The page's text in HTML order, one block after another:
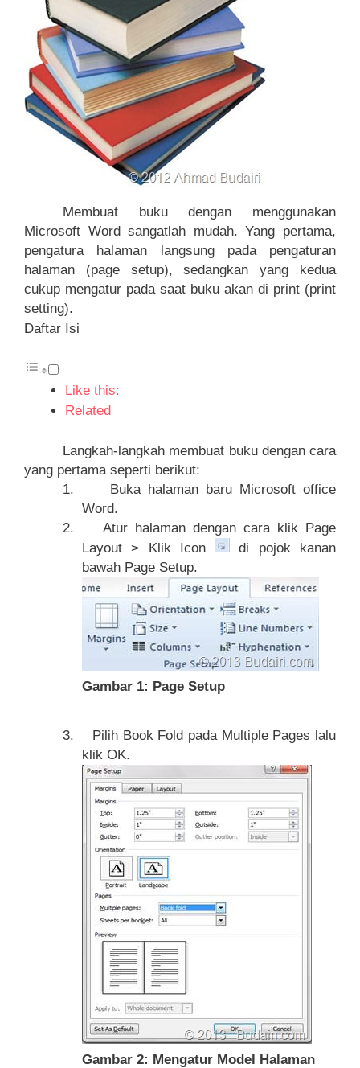
Membuat buku dengan menggunakan
Microsoft Word sangatlah mudah. Yang pertama,
pengatura halaman langsung pada pengaturan
halaman (page setup), sedangkan yang kedua
cukup mengatur pada saat buku akan di print (print
setting).
Daftar Isi
Like this:
Related
Langkah-langkah membuat buku dengan cara
yang pertama seperti berikut:
1.
Buka halaman baru Microsoft office
Word.
2.
Atur halaman dengan cara klik Page
Layout > Klik Icon
di pojok kanan
bawah Page Setup.
Gambar 1: Page Setup
3.
Pilih Book Fold pada Multiple Pages lalu
klik OK.
Gambar 2: Mengatur Model Halaman